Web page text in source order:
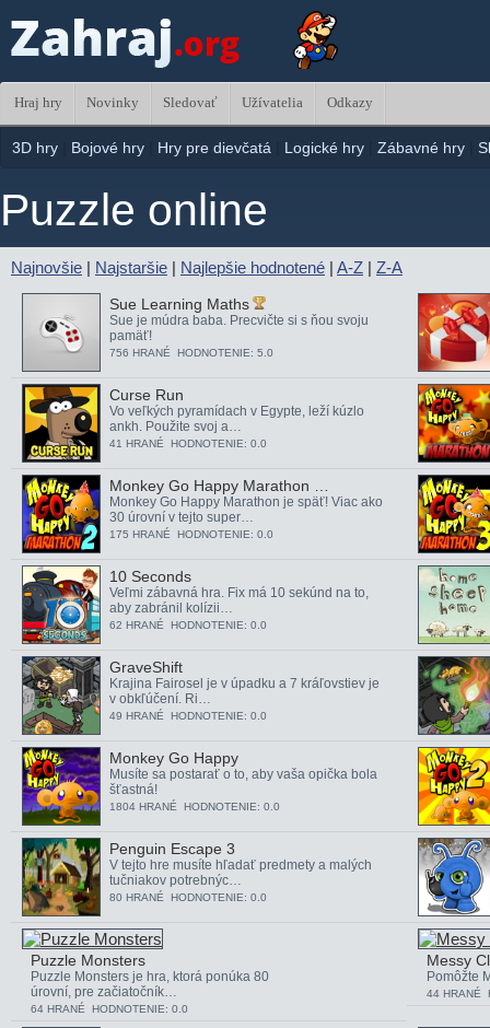
Hraj hry Novinky Sledovať Užívatelia Odkazy
3D hry Bojové hry Hry pre dievčatá Logické hry Zábavné hry
Puzzle online
Najnovšie | Najstaršie | Najlepšie hodnotené | A-Z | Z-A
Sue Learning Maths
Sue je múdra baba. Precvičte si s ňou svoju
pamäť!
756 HRANÉ HODNOTENIE: 5.0
Curse Run
Vo veľkých pyramídach v Egypte, leží kúzlo
ankh. Použite svoj a…
41 HRANÉ HODNOTENIE: 0.0
Monkey Go Happy Marathon …
Monkey Go Happy Marathon je späť! Viac ako
30 úrovní v tejto super…
175 HRANÉ HODNOTENIE: 0.0
10 Seconds
Veľmi zábavná hra. Fix má 10 sekúnd na to,
aby zabránil kolízii…
62 HRANÉ HODNOTENIE: 0.0
GraveShift
Krajina Fairosel je v úpadku a 7 kráľovstiev je
v obkľúčení. Ri…
49 HRANÉ HODNOTENIE: 0.0
Monkey Go Happy
Musíte sa postarať o to, aby vaša opička bola
šťastná!
1804 HRANÉ HODNOTENIE: 0.0
Penguin Escape 3
V tejto hre musíte hľadať predmety a malých
tučniakov potrebnýc…
80 HRANÉ HODNOTENIE: 0.0
Puzzle Monsters
Puzzle Monsters je hra, ktorá ponúka 80
úrovní, pre začiatočník…
64 HRANÉ HODNOTENIE: 0.0
Messy
Pomôžte
44 HRANÉ